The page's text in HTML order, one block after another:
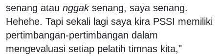
senang atau nggaksenang, saya senang.
Hehehe. Tapi sekali lagi saya kira PSSI memiliki
pertimbangan-pertimbangan dalam
mengevaluasi setiap pelatih timnas kita,"